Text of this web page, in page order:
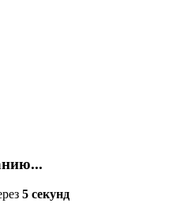
5 секунд